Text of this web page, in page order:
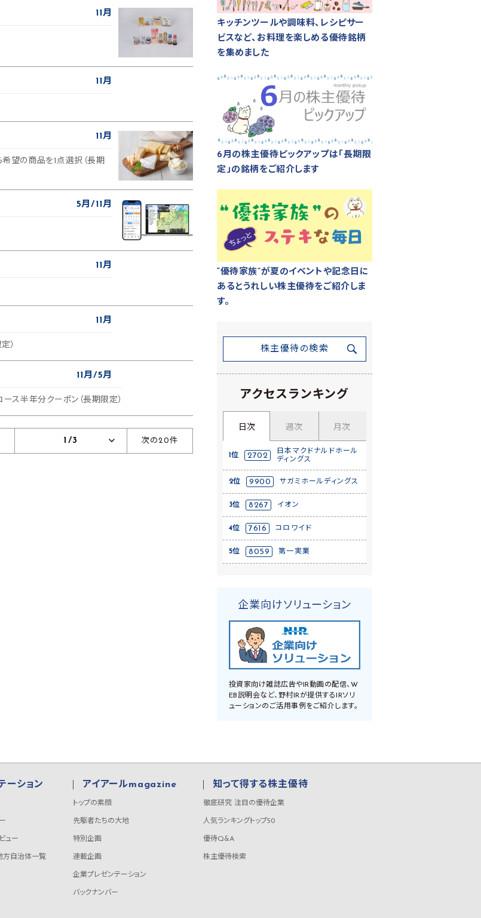
11月
11月
11月
望の商品を1点選択（長期
5月 11月
11月
11月
）
11月 5月
ース半年分クーポン（長期限定）
1/3 次の20件
キッチンツールや調味料、レシピサー
ビスなど、お料理を楽しめる優待銘柄
を集めました
6月の株主優待ピックアップは「長期限
定」の銘柄をご紹介します
“優待家族”が夏のイベントや記念日に
あるとうれしい株主優待をご紹介しま
す。
株主優待の検索
アクセスランキング
日次 週次 月次
1位 2702
日本マクドナルドホール
ディングス
2位 9900 サガミホールディングス
3位 8267 イオン
4位 7616 コロワイド
5位 8059 第一実業
企業向けソリューション
投資家向け雑誌広告やIR動画の配信、W
EB説明会など、野村IRが提供するIRソリ
ューションのご活用事例をご紹介します。
ーション
ュー
方自治体一覧
アイアールmagazine
トップの素顔
先駆者たちの大地
特別企画
連載企画
企業プレゼンテーション
バックナンバー
知って得する株主優待
徹底研究 注目の優待企業
人気ランキングトップ50
優待Q&A
株主優待検索